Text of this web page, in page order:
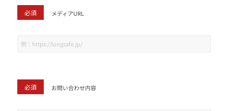
必須 メディアURL
必須 お問い合わせ内容